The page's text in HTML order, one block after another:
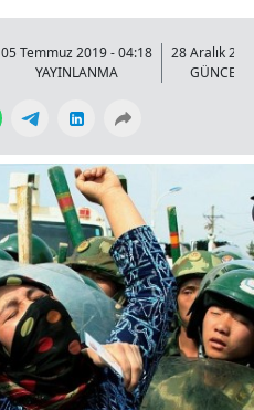
05 Temmuz 2019 - 04:18
YAYINLANMA
28 Aralık